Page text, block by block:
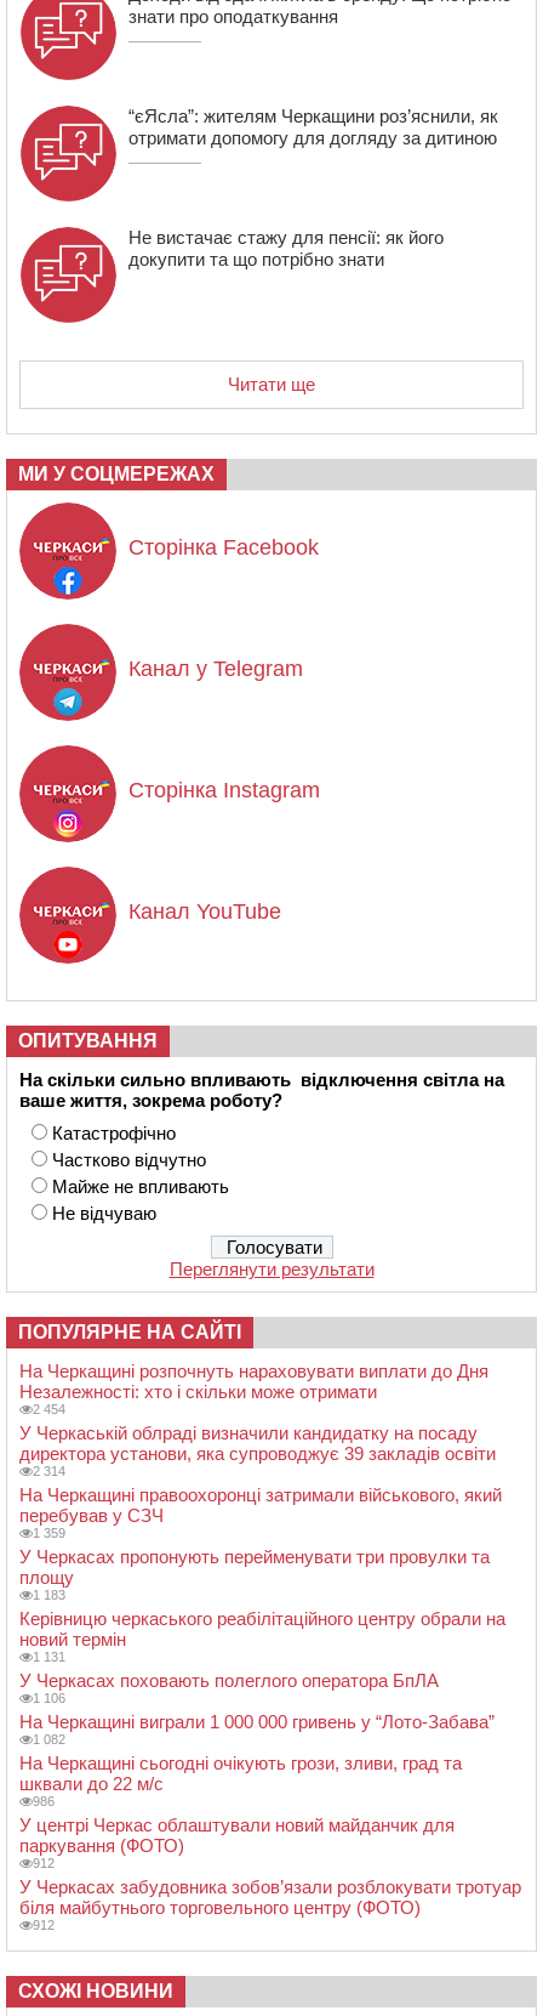
21:13
Вісім медалей, з яких чотири золоті: черкаські
спортсмени тріумфували на чемпіонаті України
знати про оподаткування
“єЯсла”: жителям Черкащини роз’яснили, як
отримати допомогу для догляду за дитиною
Не вистачає стажу для пенсії: як його
докупити та що потрібно знати
Читати ще
МИ У СОЦМЕРЕЖАХ
Сторінка Facebook
Канал у Telegram
Сторінка Instagram
Канал YouTube
ОПИТУВАННЯ
На скільки сильно впливають відключення світла на
ваше життя, зокрема роботу?
Катастрофічно
Частково відчутно
Майже не впливають
Не відчуваю
Переглянути результати
ПОПУЛЯРНЕ НА САЙТІ
На Черкащині розпочнуть нараховувати виплати до Дня
Незалежності: хто і скільки може отримати
2 454
У Черкаській облраді визначили кандидатку на посаду
директора установи, яка супроводжує 39 закладів освіти
2 314
На Черкащині правоохоронці затримали військового, який
перебував у СЗЧ
1 359
У Черкасах пропонують перейменувати три провулки та
площу
1 183
Керівницю черкаського реабілітаційного центру обрали на
новий термін
1 131
У Черкасах поховають полеглого оператора БпЛА
1 106
На Черкащині виграли 1 000 000 гривень у “Лото-Забава”
1 082
На Черкащині сьогодні очікують грози, зливи, град та
шквали до 22 м/с
986
У центрі Черкас облаштували новий майданчик для
паркування (ФОТО)
912
У Черкасах забудовника зобов’язали розблокувати тротуар
біля майбутнього торговельного центру (ФОТО)
912
СХОЖІ НОВИНИ